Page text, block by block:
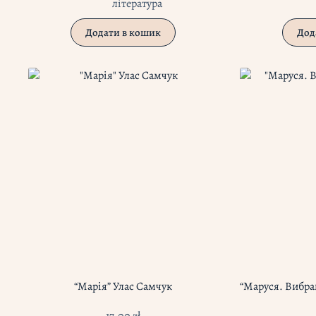
література
Додати в кошик
“Марія” Улас Самчук
“Маруся.